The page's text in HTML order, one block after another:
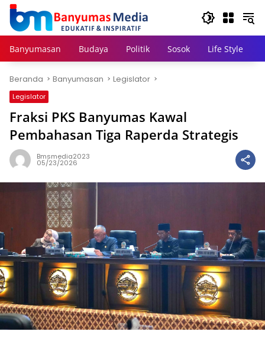
Langsung
konten
Banyumasan Budaya Politik Sosok Life Style
Beranda Banyumasan Legislator
Legislator
Fraksi PKS Banyumas Kawal
Pembahasan Tiga Raperda Strategis
Bmsmedia2023
05/23/2026